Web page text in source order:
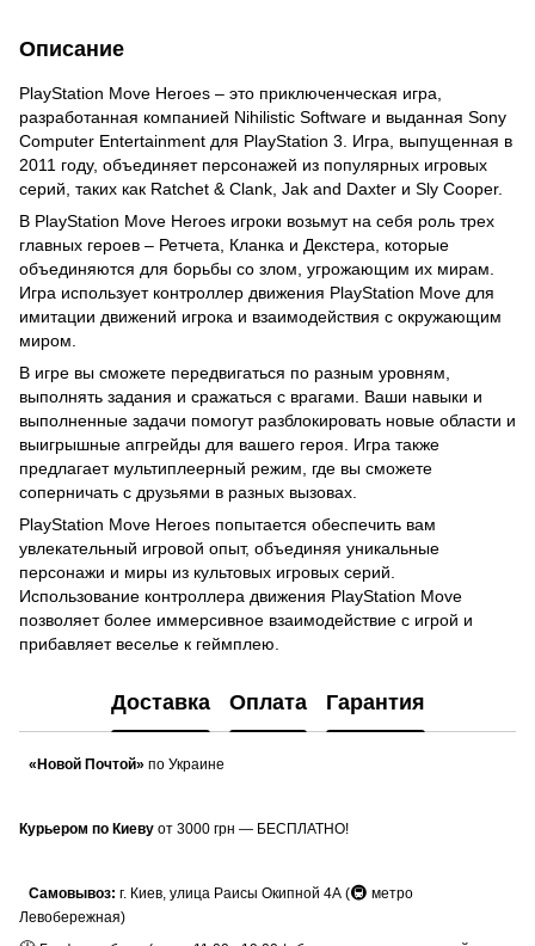
Описание
PlayStation Move Heroes – это приключенческая игра,
разработанная компанией Nihilistic Software и выданная Sony
Computer Entertainment для PlayStation 3. Игра, выпущенная в
2011 году, объединяет персонажей из популярных игровых
серий, таких как Ratchet & Clank, Jak and Daxter и Sly Cooper.
В PlayStation Move Heroes игроки возьмут на себя роль трех
главных героев – Ретчета, Кланка и Декстера, которые
объединяются для борьбы со злом, угрожающим их мирам.
Игра использует контроллер движения PlayStation Move для
имитации движений игрока и взаимодействия с окружающим
миром.
В игре вы сможете передвигаться по разным уровням,
выполнять задания и сражаться с врагами. Ваши навыки и
выполненные задачи помогут разблокировать новые области и
выигрышные апгрейды для вашего героя. Игра также
предлагает мультиплеерный режим, где вы сможете
соперничать с друзьями в разных вызовах.
PlayStation Move Heroes попытается обеспечить вам
увлекательный игровой опыт, объединяя уникальные
персонажи и миры из культовых игровых серий.
Использование контроллера движения PlayStation Move
позволяет более иммерсивное взаимодействие с игрой и
прибавляет веселье к геймплею.
Доставка Оплата Гарантия
«Новой Почтой» по Украине
Курьером по Киеву от 3000 грн — БЕСПЛАТНО!
Самовывоз: г. Киев, улица Раисы Окипной 4А (🚇 метро
Левобережная)